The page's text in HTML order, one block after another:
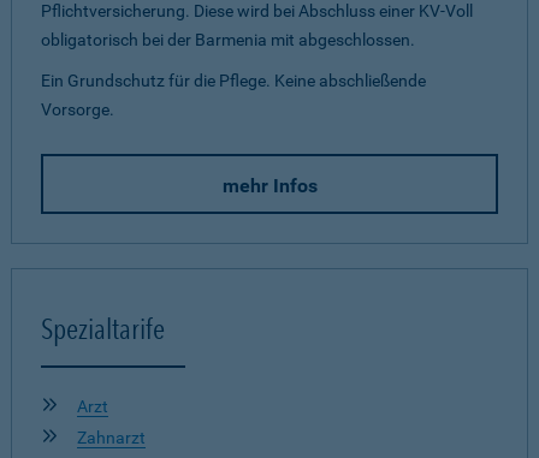
Pflichtversicherung. Diese wird bei Abschluss einer KV-Voll
obligatorisch bei der Barmenia mit abgeschlossen.
Ein Grundschutz für die Pflege. Keine abschließende
Vorsorge.
mehr Infos
Spezialtarife
Arzt
Zahnarzt